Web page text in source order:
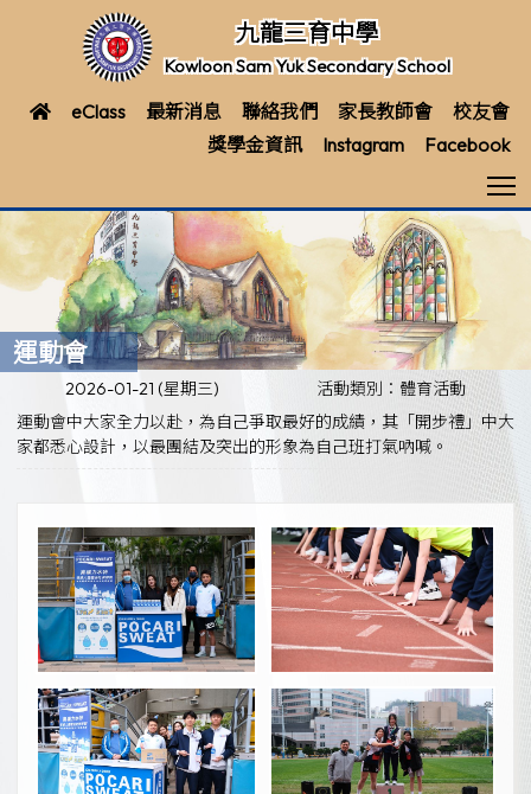
九龍三育中學
Kowloon Sam Yuk Secondary School
eClass 最新消息 聯絡我們 家長教師會
校友會
獎學金資訊
Instagram Facebook
運動會
2026-01-21 (星期三)
活動類別：體育活動
運動會中大家全力以赴，為自己爭取最好的成績，其「開步禮」中大
家都悉心設計，以最團結及突出的形象為自己班打氣吶喊。